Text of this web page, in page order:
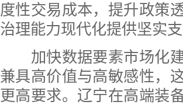
度性交易成本，提升政策
治理能力现代化提供坚实支
加快数据要素市场化建
兼具高价值与高敏感性，
更高要求。辽宁在高端装